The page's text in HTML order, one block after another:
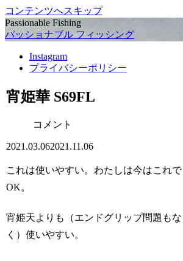
コンテンツへスキップ
Passionable Fishing
パッショナブル フィッシング
Instagram
プライバシーポリシー
宵姫華 S69FL
コメント
2021.03.062021.11.06
これは使いやすい。わたしは今はこれで
OK。
宵姫天よりも（エンドグリップ問題もな
く）使いやすい。